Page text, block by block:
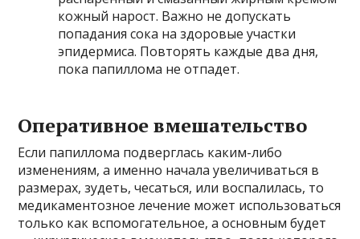
кожный нарост. Важно не допускать
попадания сока на здоровые участки
эпидермиса. Повторять каждые два дня,
пока папиллома не отпадет.
Оперативное вмешательство
Если папиллома подверглась каким-либо
изменениям, а именно начала увеличиваться в
размерах, зудеть, чесаться, или воспалилась, то
медикаментозное лечение может использоваться
только как вспомогательное, а основным будет